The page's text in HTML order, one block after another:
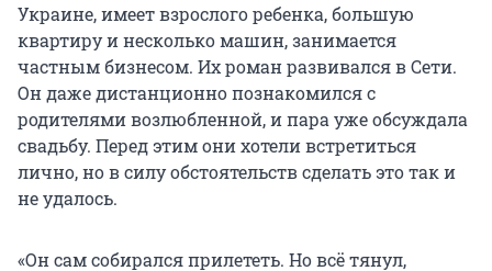
Украине, имеет взрослого ребенка, большую
квартиру и несколько машин, занимается
частным бизнесом. Их роман развивался в Сети.
Он даже дистанционно познакомился с
родителями возлюбленной, и пара уже обсуждала
свадьбу. Перед этим они хотели встретиться
лично, но в силу обстоятельств сделать это так и
не удалось.
«Он сам собирался прилететь. Но всё тянул,